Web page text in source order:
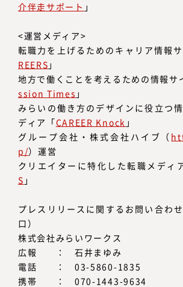
介伴走サポート 」
<運営メディア>
転職力を上げるためのキャリア情報
REERS 」
地方で働くことを考えるための情報サ
ssion Times 」
みらいの働き方のデザインに役立つ
ディア「CAREER Knock 」
グループ会社・株式会社ハイブ（
p/）運営
クリエイターに特化した転職メディ
S 」
プレスリリースに関するお問い合わ
口）
株式会社みらいワークス
広報 ： 石井まゆみ
電話 ： 03-5860-1835
携帯 ： 070-1443-9634